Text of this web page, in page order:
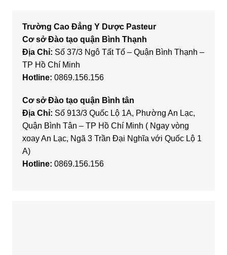
Trường Cao Đẳng Y Dược Pasteur
Cơ sở Đào tạo quận Bình Thạnh
Địa Chỉ: Số 37/3 Ngô Tất Tố – Quận Bình Thạnh –
TP Hồ Chí Minh
Hotline: 0869.156.156
Cơ sở Đào tạo quận Bình tân
Địa Chỉ: Số 913/3 Quốc Lộ 1A, Phường An Lạc,
Quận Bình Tân – TP Hồ Chí Minh ( Ngay vòng
xoay An Lạc, Ngã 3 Trần Đại Nghĩa với Quốc Lộ 1
A)
Hotline: 0869.156.156